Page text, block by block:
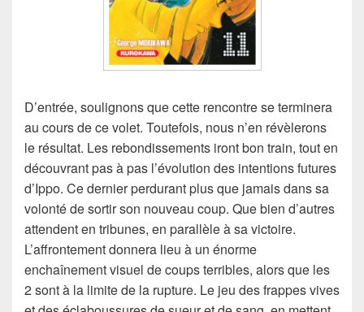
D’entrée, soulignons que cette rencontre se terminera
au cours de ce volet. Toutefois, nous n’en révèlerons
le résultat. Les rebondissements iront bon train, tout en
découvrant pas à pas l’évolution des intentions futures
d’Ippo. Ce dernier perdurant plus que jamais dans sa
volonté de sortir son nouveau coup. Que bien d’autres
attendent en tribunes, en parallèle à sa victoire.
L’affrontement donnera lieu à un énorme
enchaînement visuel de coups terribles, alors que les
2 sont à la limite de la rupture. Le jeu des frappes vives